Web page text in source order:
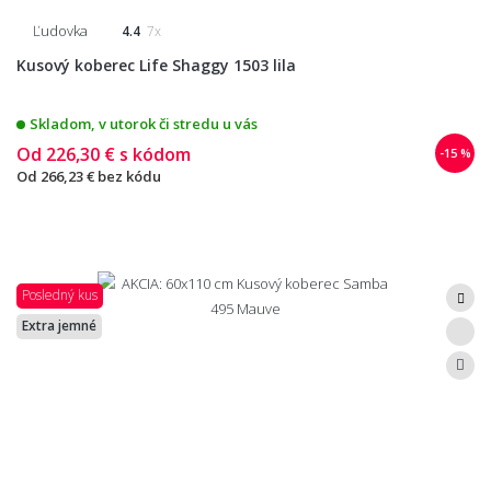
Ľudovka 4.4 7x
Kusový koberec Life Shaggy 1503 lila
Skladom, v utorok či stredu u vás
-15 %
Od 226,30 € s kódom
Od 266,23 € bez kódu
Posledný kus
Extra jemné